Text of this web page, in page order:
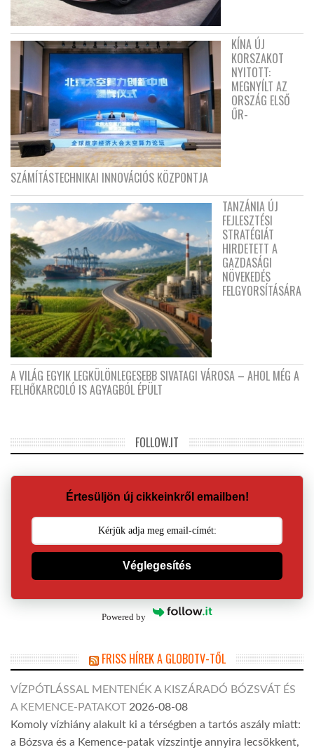
KÍNA ÚJ
KORSZAKOT
NYITOTT:
MEGNYÍLT AZ
ORSZÁG ELSŐ
ŰR-
SZÁMÍTÁSTECHNIKAI INNOVÁCIÓS KÖZPONTJA
TANZÁNIA ÚJ
FEJLESZTÉSI
STRATÉGIÁT
HIRDETETT A
GAZDASÁGI
NÖVEKEDÉS
FELGYORSÍTÁSÁRA
A VILÁG EGYIK LEGKÜLÖNLEGESEBB SIVATAGI VÁROSA – AHOL MÉG A
FELHŐKARCOLÓ IS AGYAGBÓL ÉPÜLT
FOLLOW.IT
Értesüljön új cikkeinkről emailben!
Véglegesítés
Powered by
FRISS HÍREK A GLOBOTV-TŐL
VÍZPÓTLÁSSAL MENTENÉK A KISZÁRADÓ BÓZSVÁT ÉS
A KEMENCE-PATAKOT 2026-08-08
Komoly vízhiány alakult ki a térségben a tartós aszály miatt:
a Bózsva és a Kemence-patak vízszintje annyira lecsökkent,